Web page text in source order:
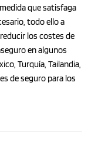
que satisfaga
todo ello a
los costes de
en algunos
Turquía, Tailandia,
de seguro para los